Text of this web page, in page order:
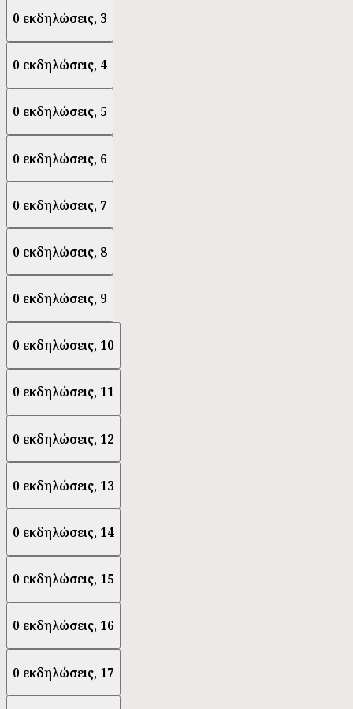
0 εκδηλώσεις, 3
0 εκδηλώσεις, 4
0 εκδηλώσεις, 5
0 εκδηλώσεις, 6
0 εκδηλώσεις, 7
0 εκδηλώσεις, 8
0 εκδηλώσεις, 9
0 εκδηλώσεις, 10
0 εκδηλώσεις, 11
0 εκδηλώσεις, 12
0 εκδηλώσεις, 13
0 εκδηλώσεις, 14
0 εκδηλώσεις, 15
0 εκδηλώσεις, 16
0 εκδηλώσεις, 17